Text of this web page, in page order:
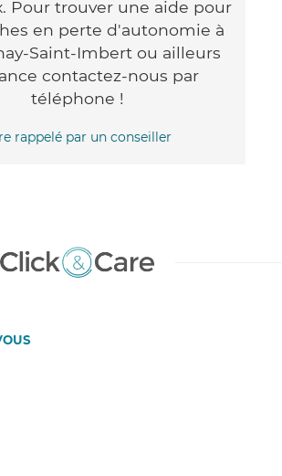
Pour trouver une aide pour
en perte d'autonomie à
Saint-Imbert ou ailleurs
contactez-nous par
téléphone !
rappelé par un conseiller